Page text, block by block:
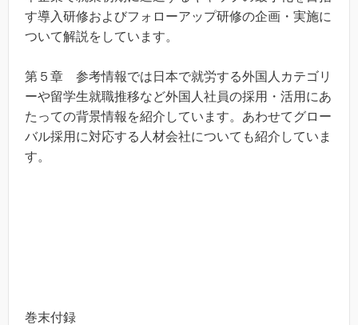
す導入研修およびフォローアップ研修の企画・実施に
ついて解説をしています。
第５章 参考情報では日本で就労する外国人カテゴリ
ーや留学生就職推移など外国人社員の採用・活用にあ
たっての背景情報を紹介しています。あわせてグロー
バル採用に対応する人材会社についても紹介していま
す。
巻末付録